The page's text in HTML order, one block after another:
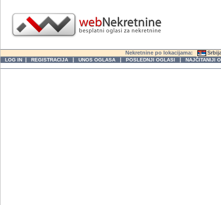
Nekretnine po lokacijama:
LOG IN | REGISTRACIJA | UNOS OGLASA | POSLEDNJI OGLASI | NAJČITANIJI